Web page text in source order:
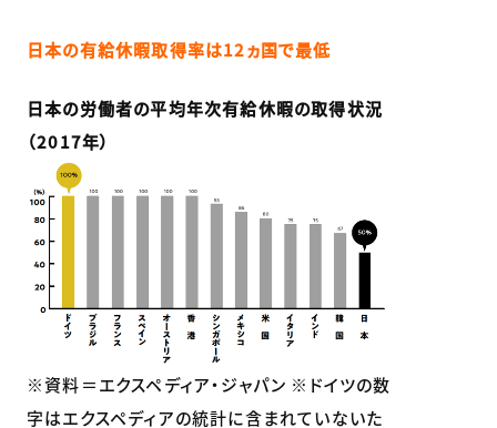
日本の有給休暇取得率は12ヵ国で最低
日本の労働者の平均年次有給休暇の取得状況
（2017年）
※資料＝エクスペディア・ジャパン ※ドイツの数
字はエクスペディアの統計に含まれていないた